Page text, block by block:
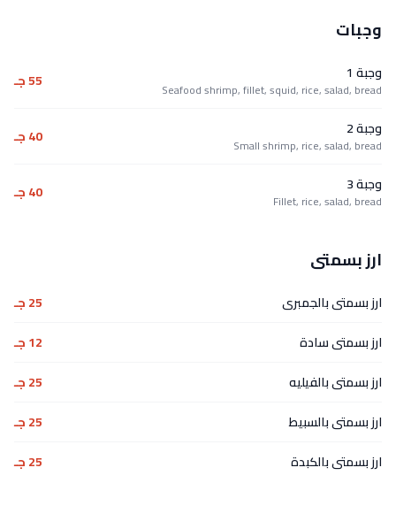
وجبات
وجبة 1
Seafood shrimp, fillet, squid, rice, salad, bread 55 جـ
وجبة 2
Small shrimp, rice, salad, bread 40 جـ
وجبة 3
Fillet, rice, salad, bread 40 جـ
ارز بسمتى
ارز بسمتى بالجمبرى
25 جـ
ارز بسمتى سادة
12 جـ
ارز بسمتى بالفيليه
25 جـ
ارز بسمتى بالسبيط
25 جـ
ارز بسمتى بالكبدة
25 جـ